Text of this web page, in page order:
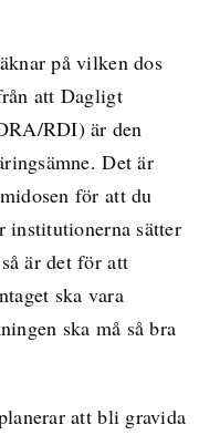
på vilken dos
att Dagligt
RDI) är den
Det är
för att du
institutionerna sätter
är det för att
ska vara
ska må så bra
att bli gravida